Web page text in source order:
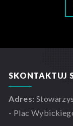
SKONTAKTUJ
Adres:
- Plac